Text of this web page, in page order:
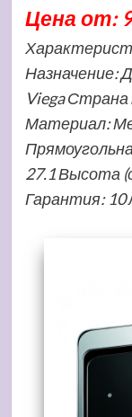
Цена от:
Назначение:
Viega
Материал:
27.1 Высота
Гарантия: 10